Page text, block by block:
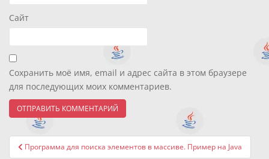
Сайт
Сохранить моё имя, email и адрес сайта в этом браузере
для последующих моих комментариев.
Навигация
Программа для поиска элементов в массиве. Пример на Java